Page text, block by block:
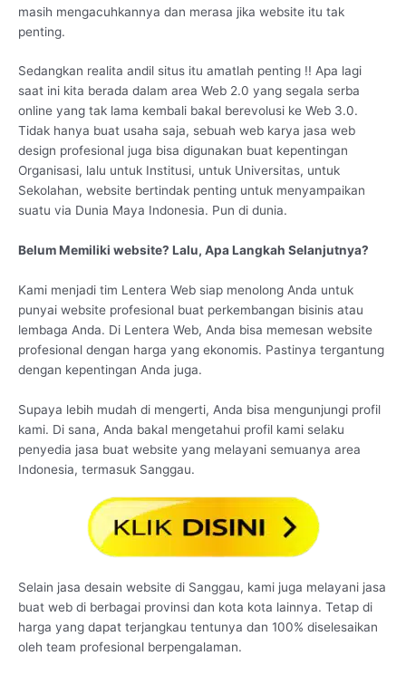
masih mengacuhkannya dan merasa jika website itu tak
penting.
Sedangkan realita andil situs itu amatlah penting !! Apa lagi
saat ini kita berada dalam area Web 2.0 yang segala serba
online yang tak lama kembali bakal berevolusi ke Web 3.0.
Tidak hanya buat usaha saja, sebuah web karya jasa web
design profesional juga bisa digunakan buat kepentingan
Organisasi, lalu untuk Institusi, untuk Universitas, untuk
Sekolahan, website bertindak penting untuk menyampaikan
suatu via Dunia Maya Indonesia. Pun di dunia.
Belum Memiliki website? Lalu, Apa Langkah Selanjutnya?
Kami menjadi tim Lentera Web siap menolong Anda untuk
punyai website profesional buat perkembangan bisinis atau
lembaga Anda. Di Lentera Web, Anda bisa memesan website
profesional dengan harga yang ekonomis. Pastinya tergantung
dengan kepentingan Anda juga.
Supaya lebih mudah di mengerti, Anda bisa mengunjungi profil
kami. Di sana, Anda bakal mengetahui profil kami selaku
penyedia jasa buat website yang melayani semuanya area
Indonesia, termasuk Sanggau.
Selain jasa desain website di Sanggau, kami juga melayani jasa
buat web di berbagai provinsi dan kota kota lainnya. Tetap di
harga yang dapat terjangkau tentunya dan 100% diselesaikan
oleh team profesional berpengalaman.